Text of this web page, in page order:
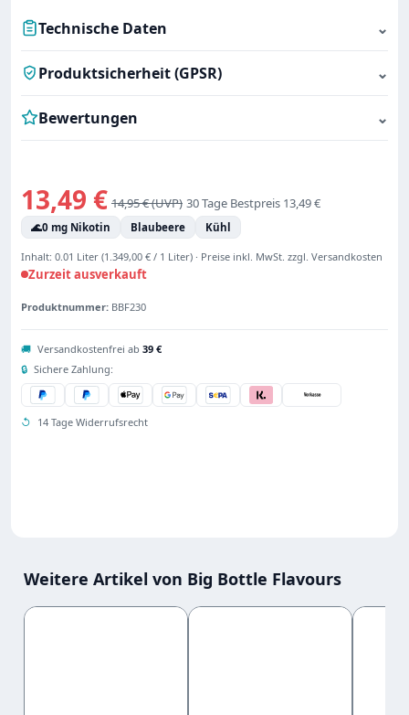
Technische Daten ⌄
Produktsicherheit (GPSR) ⌄
Bewertungen ⌄
Verkaufspreis:
13,49 € Regulärer Preis:
14,95 € 30 Tage Bestpreis 13,49 €
🌊0 mg Nikotin Blaubeere Kühl
Inhalt: 0.01 Liter (1.349,00 € / 1 Liter) · Preise inkl. MwSt. zzgl. Versandkosten
Zurzeit ausverkauft
Produktnummer: BBF230
🚚 Versandkostenfrei ab 39 €
🔒 Sichere Zahlung:
↺ 14 Tage Widerrufsrecht
Weitere Artikel von Big Bottle Flavours
Produktgalerie überspringen